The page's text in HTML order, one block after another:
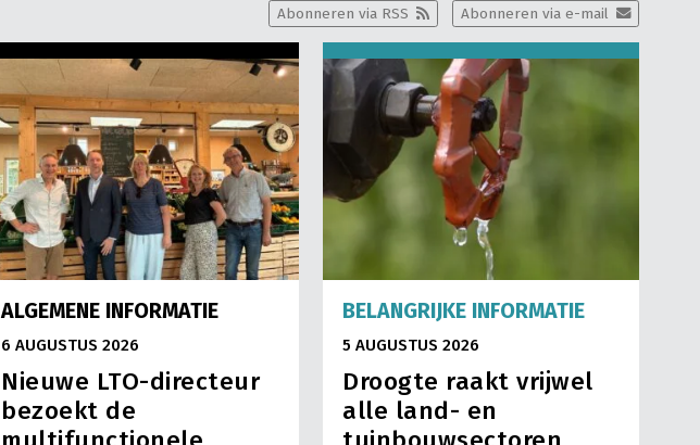
Abonneren via e-mail
Abonneren via RSS
ALGEMENE INFORMATIE
6 AUGUSTUS 2026
Nieuwe LTO-directeur
bezoekt de
BELANGRIJKE INFORMATIE
5 AUGUSTUS 2026
Droogte raakt vrijwel
alle land- en